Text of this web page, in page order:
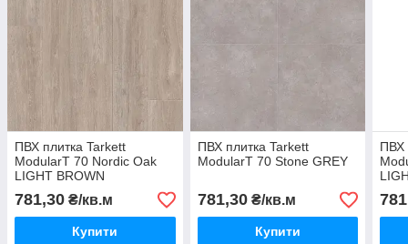
ПВХ плитка Tarkett
ModularT 70 Nordic Oak
LIGHT BROWN
781,30 ₴/кв.м
Купити
ПВХ плитка Tarkett
ModularT 70 Stone GREY
781,30₴/кв.м
Купити
ПВХ